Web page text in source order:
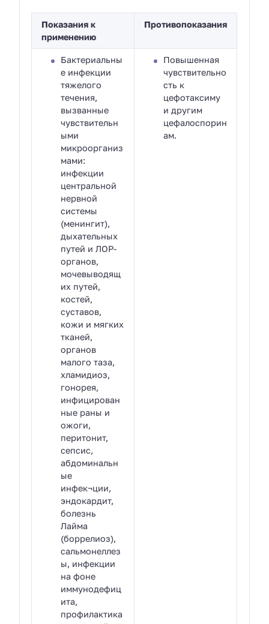
Показания к
применению
Противопоказания
Бактериальны
е инфекции
тяжелого
течения,
вызванные
чувствительн
ыми
микроорганиз
мами:
инфекции
центральной
нервной
системы
(менингит),
дыхательных
путей и ЛОР-
органов,
мочевыводящ
их путей,
костей,
суставов,
кожи и мягких
тканей,
органов
малого таза,
хламидиоз,
гонорея,
инфицирован
ные раны и
ожоги,
перитонит,
сепсис,
абдоминальн
ые
инфек¬ции,
эндокардит,
болезнь
Лайма
(боррелиоз),
сальмонеллез
ы, инфекции
на фоне
иммунодефиц
ита,
профилактика
Повышенная
чувствительно
сть к
цефотаксиму
и другим
цефалоспорин
ам.